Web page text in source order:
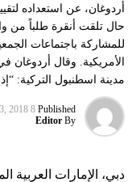
أردوغان، عن استعداده
حال تلقت أنقرة طلباً من
للمشاركة باجتماعات
الأمريكية. وقال أردوغان
مدينة اسطنبول التركية:
Published
8 years ago
2018
By
Editor